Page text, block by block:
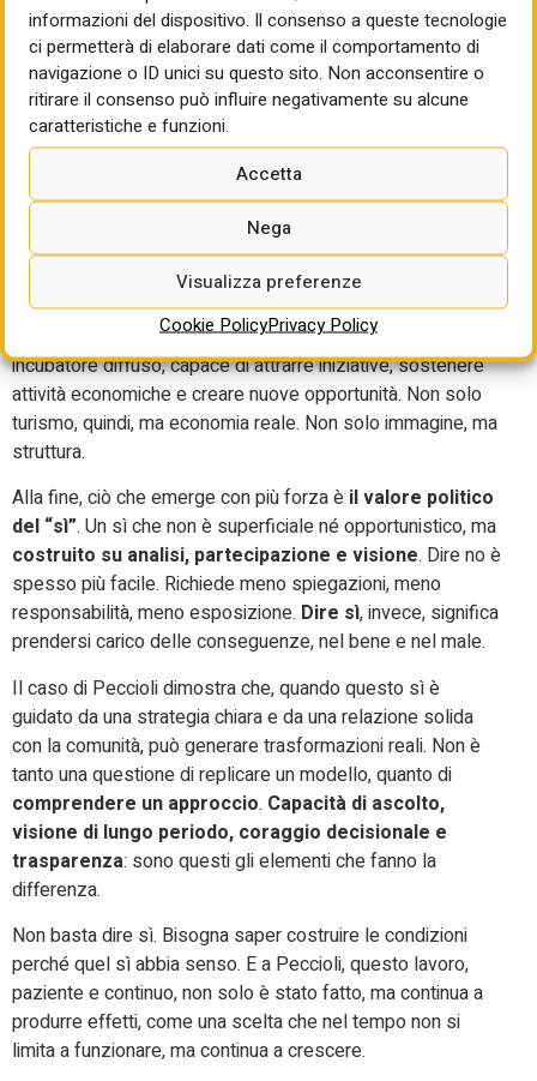
informazioni del dispositivo. Il consenso a queste tecnologie
ci permetterà di elaborare dati come il comportamento di
navigazione o ID unici su questo sito. Non acconsentire o
ritirare il consenso può influire negativamente su alcune
caratteristiche e funzioni.
Accetta
Nega
Visualizza preferenze
Cookie PolicyPrivacy Policy
turisti attratti proprio da queste installazioni. Mail
cambiamento più profondo non è nei numeri, è nella
percezione. È nell’immagine che il paese ha costruito di
sé. Ed è, soprattutto, nel fatto chei cittadini fanno parte
di questa nuova immagine. Non la subiscono, la
In questo equilibrio tra territorio, comunità, sviluppo
economico e ambiente, non c’è un vincitore e un vinto. Ne
hanno tratto vantaggio tutti. E questo ha generato anche un
effetto ulteriore, meno visibile ma decisivo:la nascita di
un contesto favorevole alle imprese. Un vero e proprio
incubatore diffuso, capace di attrarre iniziative, sostenere
attività economiche e creare nuove opportunità. Non solo
turismo, quindi, ma economia reale. Non solo immagine, ma
struttura.
Alla fine, ciò che emerge con più forza è il valore politico
del “sì”. Un sì che non è superficiale né opportunistico, ma
costruito su analisi, partecipazione e visione. Dire no è
spesso più facile. Richiede meno spiegazioni, meno
responsabilità, meno esposizione. Dire sì, invece, significa
prendersi carico delle conseguenze, nel bene e nel male.
Il caso di Peccioli dimostra che, quando questo sì è
guidato da una strategia chiara e da una relazione solida
con la comunità, può generare trasformazioni reali. Non è
tanto una questione di replicare un modello, quanto di
comprendere un approccio. Capacità di ascolto,
visione di lungo periodo, coraggio decisionale e
trasparenza: sono questi gli elementi che fanno la
differenza.
Non basta dire sì. Bisogna saper costruire le condizioni
perché quel sì abbia senso. E a Peccioli, questo lavoro,
paziente e continuo, non solo è stato fatto, ma continua a
produrre effetti, come una scelta che nel tempo non si
limita a funzionare, ma continua a crescere.